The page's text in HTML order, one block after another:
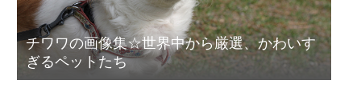
チワワの画像集☆世界中から厳選、かわいす
ぎるペットたち